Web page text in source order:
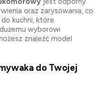
oraz zarysowania, co
kuchni, które
wyborowi
znaleźć model
do Twojej